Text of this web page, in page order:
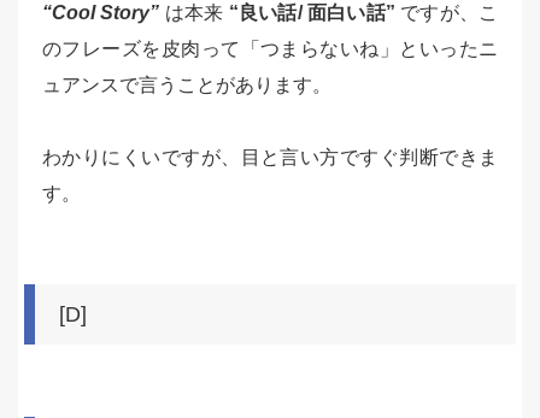
“Cool Story” は本来 “良い話/ 面白い話” ですが、こ
のフレーズを皮肉って「つまらないね」といったニ
ュアンスで言うことがあります。
わかりにくいですが、目と言い方ですぐ判断できま
す。
[D]